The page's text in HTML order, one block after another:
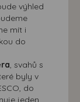
výhled
mít i
do
, svahů s
byly v
do
jeden